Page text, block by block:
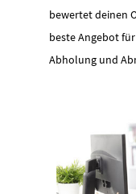
bewertet deinen
beste Angebot
Abholung und